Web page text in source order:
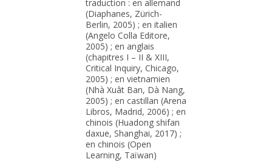
traduction : en allemand
(Diaphanes, Zürich-
Berlin, 2005) ; en italien
(Angelo Colla Editore,
2005) ; en anglais
(chapitres I – II & XIII,
Critical Inquiry, Chicago,
2005) ; en vietnamien
(Nhà Xuât Ban, Dà Nang,
2005) ; en castillan (Arena
Libros, Madrid, 2006) ; en
chinois (Huadong shifan
daxue, Shanghai, 2017) ;
en chinois (Open
Learning, Taïwan)